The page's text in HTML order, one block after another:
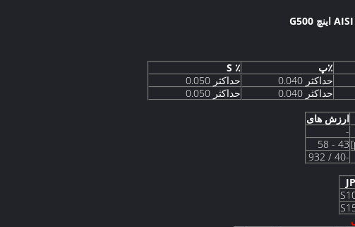
٪پ
٪ S
حداکثر 0.040
حداکثر 0.050
حداکثر 0.040 حداکثر 0.050
ارزش های
-
43 - 58
-40 / 932